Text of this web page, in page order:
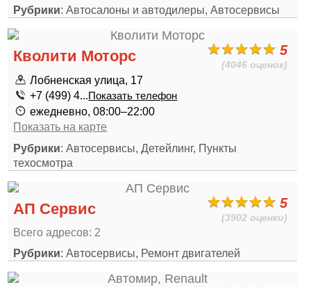
Рубрики: Автосалоны и автодилеры, Автосервисы
5
(4046 оценок)
Кволити Моторс
Лобненская улица, 17
+7 (499) 4...Показать телефон
ежедневно, 08:00–22:00
Показать на карте
Рубрики: Автосервисы, Детейлинг, Пункты
техосмотра
5
(3902 оценки)
АП Сервис
Всего адресов: 2
Рубрики: Автосервисы, Ремонт двигателей